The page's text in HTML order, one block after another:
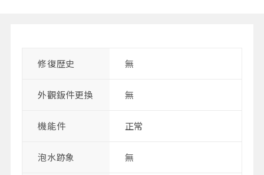
修復歴史 無
外觀鈑件更換 無
機能件 正常
泡水跡象 無